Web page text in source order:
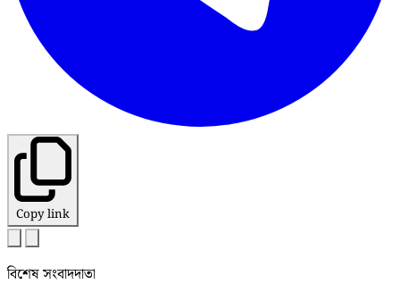
Copy link
বিশেষ সংবাদদাতা